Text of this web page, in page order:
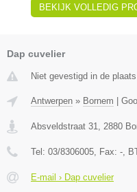
BEKIJK VOLLEDIG
Dap cuvelier
Niet gevestigd in de
Antwerpen » Bornem
Absveldstraat 31, 2880
Tel: 03/8306005, Fax: -,
E-mail › Dap cuvelier